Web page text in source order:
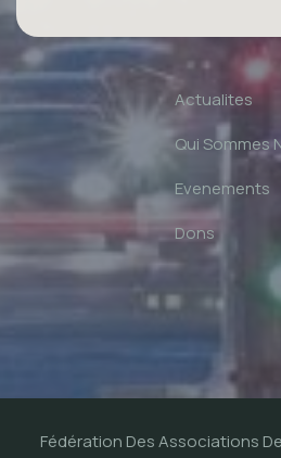
Actualites
Qui Sommes
Evenements
Dons
Fédération Des Associations